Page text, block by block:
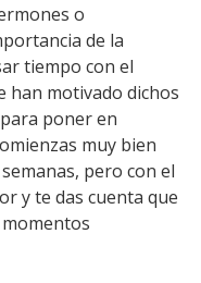
o
de la
tiempo con el
han motivado dichos
poner en
muy bien
pero con el
y te das cuenta que